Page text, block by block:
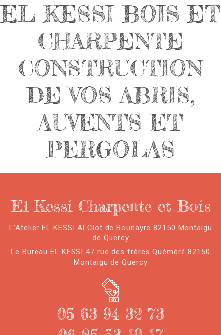
EL KESSI BOIS ET
CHARPENTE
CONSTRUCTION
DE VOS ABRIS,
AUVENTS ET
PERGOLAS
El Kessi Charpente et Bois
L'Atelier EL KESSI Al Clot de Bounayre 82150 Montaigu
de Quercy
Le Bureau EL KESSI 47 rue des frères Quéméré 82150
Montaigu de Quercy
05 63 94 32 73